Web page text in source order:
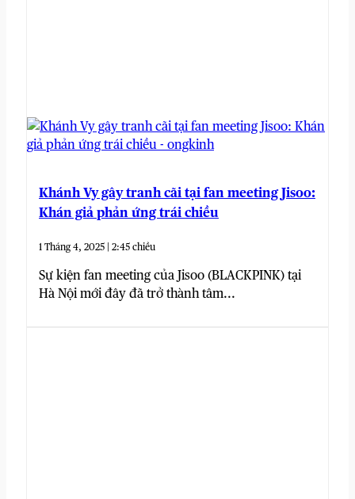
Khánh Vy gây tranh cãi tại fan meeting Jisoo:
Khán giả phản ứng trái chiều
1 Tháng 4, 2025 | 2:45 chiều
Sự kiện fan meeting của Jisoo (BLACKPINK) tại
Hà Nội mới đây đã trở thành tâm...